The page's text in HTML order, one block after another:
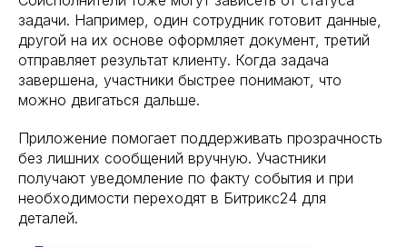
задачи. Например, один сотрудник готовит данные,
другой на их основе оформляет документ, третий
отправляет результат клиенту. Когда задача
завершена, участники быстрее понимают, что
можно двигаться дальше.
Приложение помогает поддерживать прозрачность
без лишних сообщений вручную. Участники
получают уведомление по факту события и при
необходимости переходят в Битрикс24 для
деталей.